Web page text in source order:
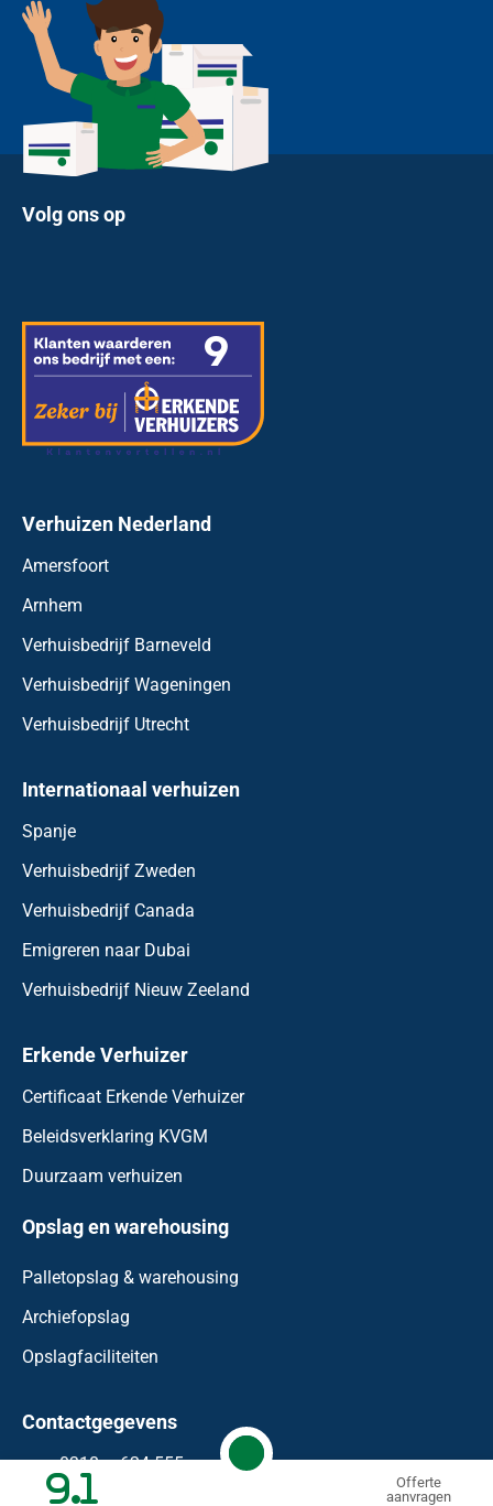
Volg ons op
Verhuizen Nederland
Amersfoort
Arnhem
Verhuisbedrijf Barneveld
Verhuisbedrijf Wageningen
Verhuisbedrijf Utrecht
Internationaal verhuizen
Spanje
Verhuisbedrijf Zweden
Verhuisbedrijf Canada
Emigreren naar Dubai
Verhuisbedrijf Nieuw Zeeland
Erkende Verhuizer
Certificaat Erkende Verhuizer
Beleidsverklaring KVGM
Duurzaam verhuizen
Opslag en warehousing
Palletopslag & warehousing
Archiefopslag
Opslagfaciliteiten
Contactgegevens
0318 – 624 555
9.1
Offerte
aanvragen